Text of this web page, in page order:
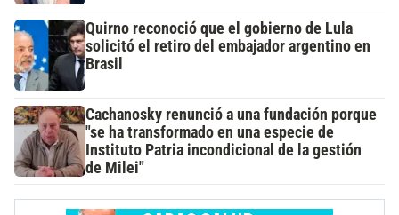
Quirno reconoció que el gobierno de Lula
solicitó el retiro del embajador argentino en
Brasil
Cachanosky renunció a una fundación porque
"se ha transformado en una especie de
Instituto Patria incondicional de la gestión
de Milei"